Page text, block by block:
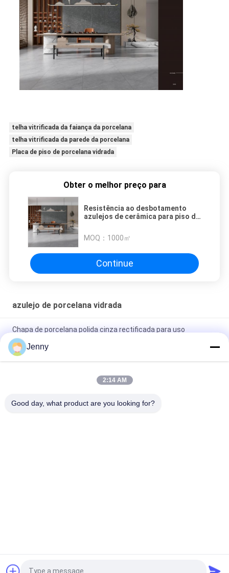
telha vitrificada da faiança da porcelana
telha vitrificada da parede da porcelana
Placa de piso de porcelana vidrada
Obter o melhor preço para
Resistência ao desbotamento
azulejos de cerâmica para piso de
MOQ： 1000㎡
Continue
azulejo de porcelana vidrada
Chapa de porcelana polida cinza rectificada para uso
residencial / comercial
Chapa de porcelana rectificada de vidro brilhante com
acabamento polido de baixa absorção de água PEI Rating 4
acabamento com 0,05% de absorção de água
Telha Da Porcelana
Jenny
2:14 AM
Good day, what product are you looking for?